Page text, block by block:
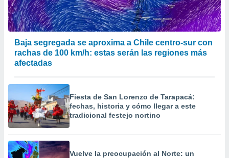
Baja segregada se aproxima a Chile centro-sur con
rachas de 100 km/h: estas serán las regiones más
afectadas
Fiesta de San Lorenzo de Tarapacá:
fechas, historia y cómo llegar a este
tradicional festejo nortino
Vuelve la preocupación al Norte: un